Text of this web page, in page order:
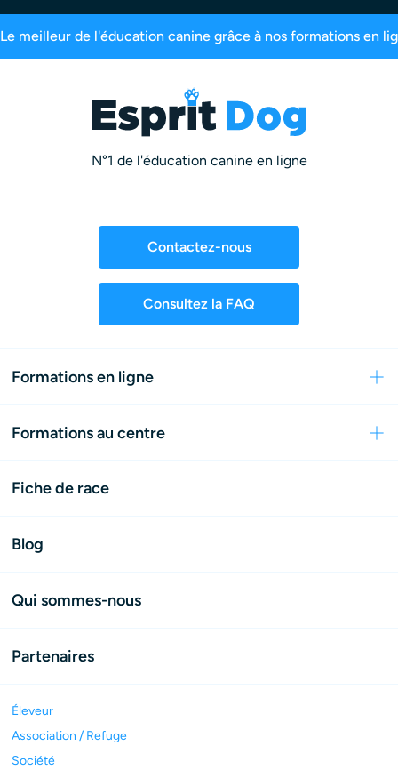
99,6% de satisfaction 2,5 millions d’abonnés
N°1 de l'éducation canine en ligne
Contactez-nous
Consultez la FAQ
Formations en ligne
Formations au centre
Fiche de race
Blog
Qui sommes-nous
Partenaires
Éleveur
Association / Refuge
Société